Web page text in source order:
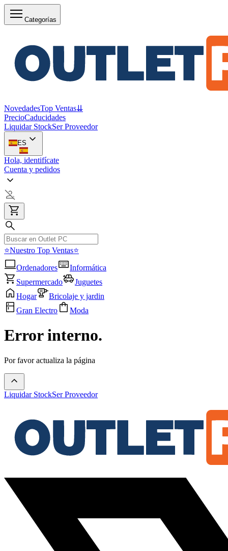
Categorías
NovedadesTop Ventas⇊
PrecioCaducidades
Liquidar StockSer Proveedor
ES
Hola, identifícate
Cuenta y pedidos
⭐Nuestro Top Ventas⭐
Ordenadores
Informática
Supermercado
Juguetes
Hogar
Bricolaje y jardin
Gran Electro
Moda
Error interno.
Por favor actualiza la página
Liquidar StockSer Proveedor